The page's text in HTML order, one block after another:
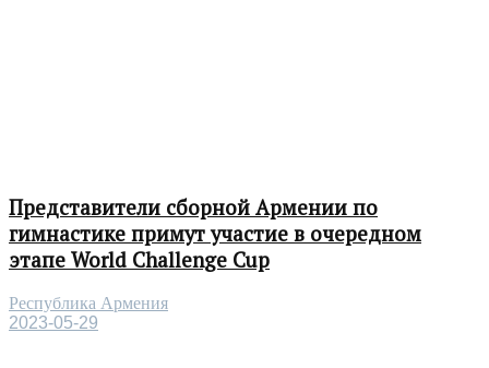
Представители сборной Армении по
гимнастике примут участие в очередном
этапе World Challenge Cup
Республика Армения
2023-05-29